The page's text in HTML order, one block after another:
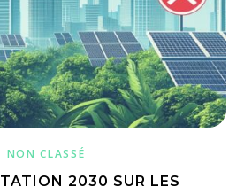
NON CLASSÉ
2030 SUR LES